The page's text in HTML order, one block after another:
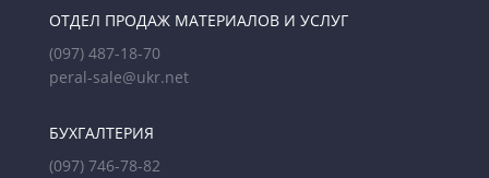
ОТДЕЛ ПРОДАЖ МАТЕРИАЛОВ И УСЛУГ
(097) 487-18-70
peral-sale@ukr.net
БУХГАЛТЕРИЯ
(097) 746-78-82